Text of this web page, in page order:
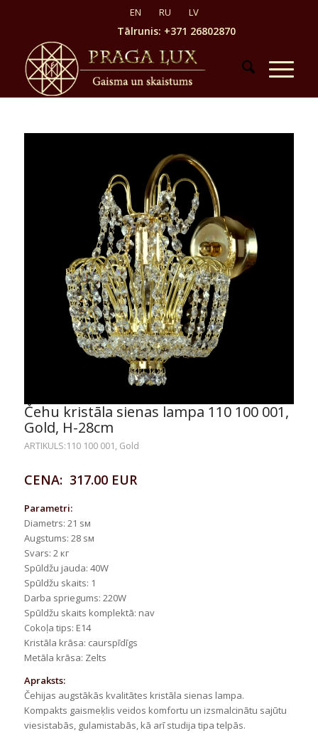
Tālrunis: +371 26802870
Čehu kristāla sienas lampa 110 100 001,
Gold, H-28cm
ARTIKULS:110 100 001, Gold
CENA: 317.00 EUR
Parametri:
Diametrs: 21 sм
Augstums: 28 sм
Svars: 2 кг
Spūldžu jauda: 40W
Spūldžu skaits: 1
Darba spriegums: 220W
Spūldžu skaits komplektā: nav
Cokoļa tips: E14
Kristāla krāsa: caurspīdīgs
Metāla krāsa: Zelts
Apraksts:
Čehijas augstākās kvalitātes kristāla sienas lampa.
Kompakts gaismeķlis veidos komfortu un izsmalcinātu sajūtu
viesistabās, gulamistabās, kā arī studija tipa telpās.